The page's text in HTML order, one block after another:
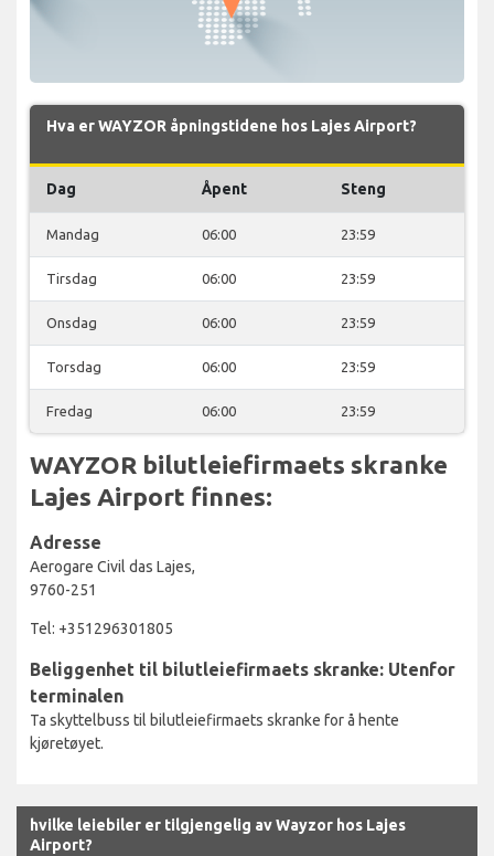
Hva er WAYZOR åpningstidene hos Lajes Airport?
Dag Åpent Steng
Mandag 06:00 23:59
Tirsdag 06:00 23:59
Onsdag 06:00 23:59
Torsdag 06:00 23:59
Fredag 06:00 23:59
WAYZOR bilutleiefirmaets skranke
Lajes Airport finnes:
Adresse
Aerogare Civil das Lajes,
9760-251
Tel: +351296301805
Beliggenhet til bilutleiefirmaets skranke: Utenfor
terminalen
Ta skyttelbuss til bilutleiefirmaets skranke for å hente
kjøretøyet.
hvilke leiebiler er tilgjengelig av Wayzor hos Lajes
Airport?